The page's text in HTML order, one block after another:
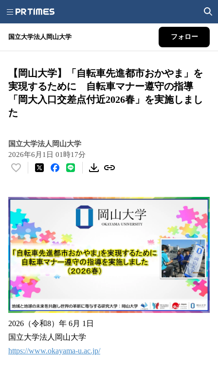
国立大学法人岡山大学 フォロー
【岡山大学】「自転車先進都市おかやま」を
実現するために 自転車マナー遵守の指導
「岡大入口交差点付近2026春」を実施しまし
た
国立大学法人岡山大学
2026年6月1日 01時17分
い
数
を
読
み
込
み
中
で
す
2026（令和8）年 6月 1日
国立大学法人岡山大学
https://www.okayama-u.ac.jp/